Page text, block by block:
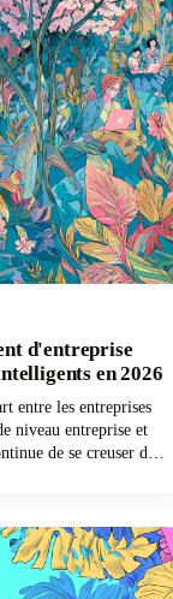
pour le marketing des
plus d'argent pour
d'entreprise
en 2026
entre les entreprises
niveau entreprise et
de se creuser de